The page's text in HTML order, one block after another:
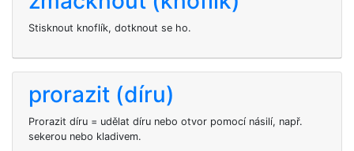
Stisknout knoflík, dotknout se ho.
prorazit (díru)
Prorazit díru = udělat díru nebo otvor pomocí násilí, např.
sekerou nebo kladivem.